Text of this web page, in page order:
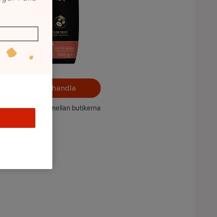
Välj butik och handla
kan variera mellan butikerna